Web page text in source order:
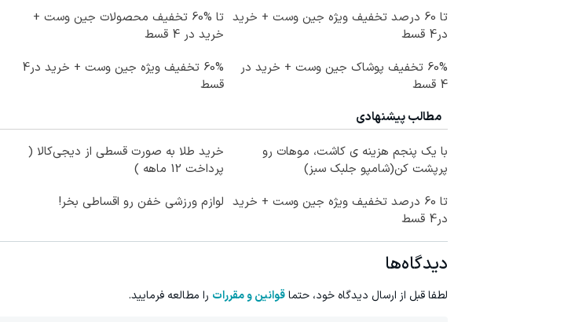
تا 60 درصد تخفیف ویژه جین وست + خرید
در4 قسط
تا %60 تخفیف محصولات جین وست +
خرید در 4 قسط
60% تخفیف پوشاک جین وست + خرید در
4 قسط
60% تخفیف ویژه جین وست + خرید در4
قسط
مطالب پیشنهادی
با یک پنجم هزینه ی کاشت، موهات رو
پرپشت کن(شامپو جلبک سبز)
خرید طلا به صورت قسطی از دیجی‌کالا (
پرداخت 12 ماهه )
تا 60 درصد تخفیف ویژه جین وست + خرید
در4 قسط
لوازم ورزشی خفن رو اقساطی بخر!
دیدگاه‌ها
لطفا قبل از ارسال دیدگاه خود، حتماقوانین و مقررات را مطالعه فرمایید.